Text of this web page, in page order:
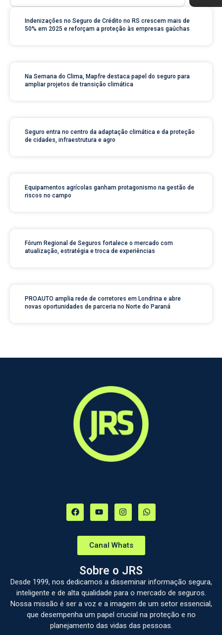
Indenizações no Seguro de Crédito no RS crescem mais de
50% em 2025 e reforçam a proteção às empresas gaúchas
Na Semana do Clima, Mapfre destaca papel do seguro para
ampliar projetos de transição climática
Seguro entra no centro da adaptação climática e da proteção
de cidades, infraestrutura e agro
Equipamentos agrícolas ganham protagonismo na gestão de
riscos no campo
Fórum Regional de Seguros fortalece o mercado com
atualização, estratégia e troca de experiências
PROAUTO amplia rede de corretores em Londrina e abre
novas oportunidades de parceria no Norte do Paraná
Canal Whats
Sobre o JRS
Desde 1999, nos dedicamos a disseminar informação segura,
inteligente e de alta qualidade para o mercado de seguros.
Nossa missão é ser a voz e a imagem de um setor essencial,
que desempenha um papel crucial na proteção e no
planejamento das vidas das pessoas.